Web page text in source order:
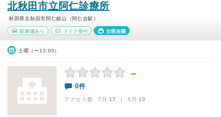
北秋田市立阿仁診療所
秋田県北秋田市阿仁銀山（阿仁合駅）
駐車場あり マイナ受付 女医在籍
土曜（〜12:00）
－
0件
アクセス数 7月:17 | 6月:10